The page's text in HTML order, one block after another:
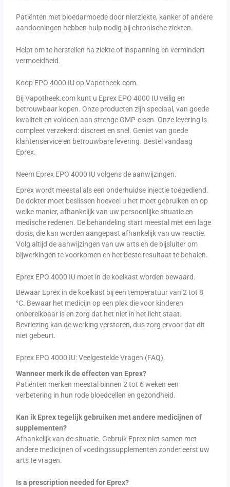
Patiënten met bloedarmoede door nierziekte, kanker of andere
aandoeningen hebben hulp nodig bij chronische ziekten.
Helpt om te herstellen na ziekte of inspanning en vermindert
vermoeidheid.
Koop EPO 4000 IU op Vapotheek.com.
Bij Vapotheek.com kunt u Eprex EPO 4000 IU veilig en
betrouwbaar kopen. Onze producten zijn speciaal, van goede
kwaliteit en voldoen aan strenge GMP-eisen. Onze levering is
compleet verzekerd: discreet en snel. Geniet van goede
klantenservice en betrouwbare levering. Bestel vandaag
Eprex.
Neem Eprex EPO 4000 IU volgens de aanwijzingen.
Eprex wordt meestal als een onderhuidse injectie toegediend.
De dokter moet beslissen hoeveel u het moet gebruiken en op
welke manier, afhankelijk van uw persoonlijke situatie en
medische redenen. De behandeling start meestal met een lage
dosis, die kan worden aangepast afhankelijk van uw reactie.
Volg altijd de aanwijzingen van uw arts en de bijsluiter om
bijwerkingen te voorkomen en het beste resultaat te behalen.
Eprex EPO 4000 IU moet in de koelkast worden bewaard.
Bewaar Eprex in de koelkast bij een temperatuur van 2 tot 8
°C. Bewaar het medicijn op een plek die voor kinderen
onbereikbaar is en zorg dat het niet in het licht staat.
Bevriezing kan de werking verstoren, dus zorg ervoor dat dit
niet gebeurt.
Eprex EPO 4000 IU: Veelgestelde Vragen (FAQ).
Wanneer merk ik de effecten van Eprex?
Patiënten merken meestal binnen 2 tot 6 weken een
verbetering in hun rode bloedcellen en gezondheid.
Kan ik Eprex tegelijk gebruiken met andere medicijnen of
supplementen?
Afhankelijk van de situatie. Gebruik Eprex niet samen met
andere medicijnen of voedingssupplementen zonder eerst uw
arts te vragen.
Is a prescription needed for Eprex?